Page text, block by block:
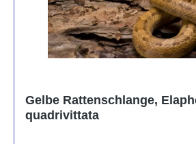
Gelbe Rattenschlange,
quadrivittata